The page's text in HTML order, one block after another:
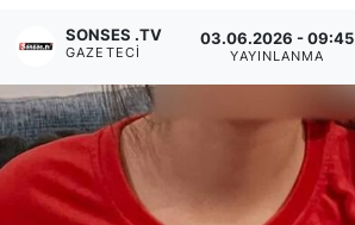
SONSES .TV
GAZETECI
03.06.2026 - 09:45
YAYINLANMA
MAGAZİN
SAĞLIK
Siyaset
YEREL HABER
Son Dakika Haberleri
Haber Arşivi